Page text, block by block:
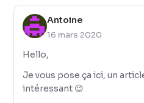
Antoine
16 mars 2020
Hello,
Je vous pose ça ici, un
intéressant 😉